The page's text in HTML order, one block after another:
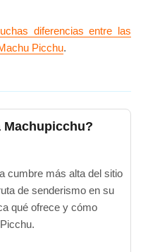
diferencias entre las
Picchu.
Machupicchu?
cumbre más alta del sitio
de senderismo en su
qué ofrece y cómo